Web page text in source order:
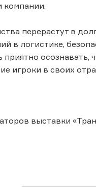
компании.
перерастут в
в логистике,
приятно
игроки в своих
выставки